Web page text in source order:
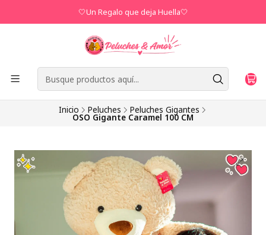
🤍Un Regalo que deja Huella🤍
Inicio Peluches Peluches Gigantes
OSO Gigante Caramel 100 CM